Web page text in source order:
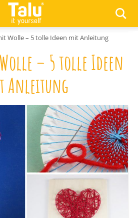
Wolle – 5 tolle Ideen mit Anleitung
– 5 tolle Ideen
Anleitung